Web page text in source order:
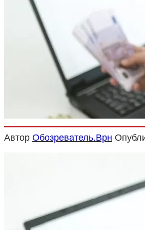
Криминал
Спорт
Черноземье
Россия
Автор Обозреватель.Врн